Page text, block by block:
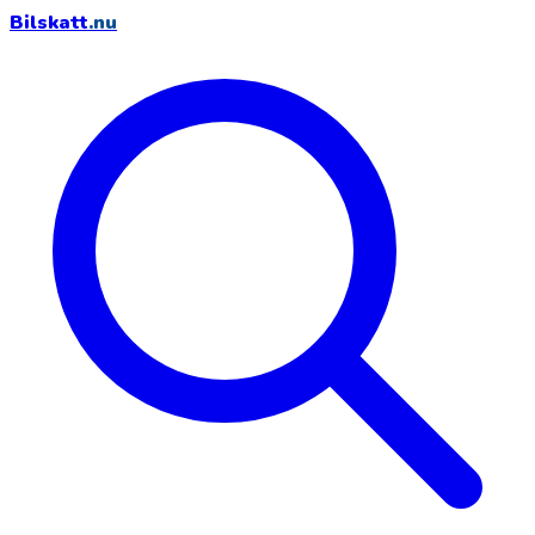
Bilskatt.nu